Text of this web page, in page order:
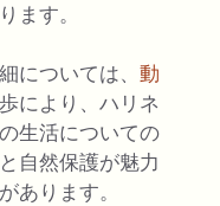
ます。
については、 動
により、ハリネ
生活についての
自然保護が魅力
あります。